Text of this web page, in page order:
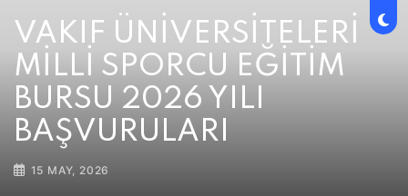
VAKIF ÜNİVERSİTELERİ
MİLLİ SPORCU EĞİTİM
BURSU 2026 YILI
BAŞVURULARI
15 MAY, 2026